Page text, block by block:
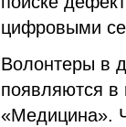
цифровыми
Волонтеры в
появляются в
«Медицина».